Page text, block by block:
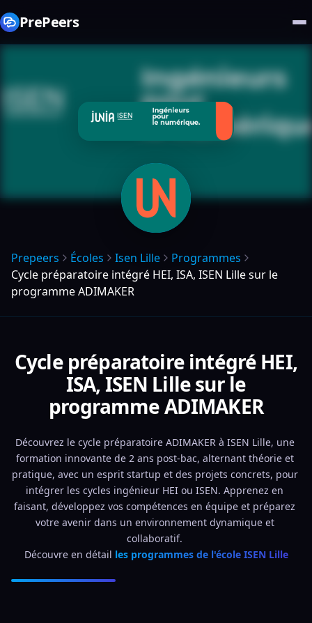
PrePeers
Prepeers Écoles Isen Lille
Programmes
Cycle préparatoire intégré HEI, ISA, ISEN Lille sur le
programme ADIMAKER
Cycle préparatoire intégré HEI,
ISA, ISEN Lille sur le
programme ADIMAKER
Découvrez le cycle préparatoire ADIMAKER à ISEN Lille, une
formation innovante de 2 ans post-bac, alternant théorie et
pratique, avec un esprit startup et des projets concrets, pour
intégrer les cycles ingénieur HEI ou ISEN. Apprenez en
faisant, développez vos compétences en équipe et préparez
votre avenir dans un environnement dynamique et
collaboratif.
Découvre en détail les programmes de l'école ISEN Lille